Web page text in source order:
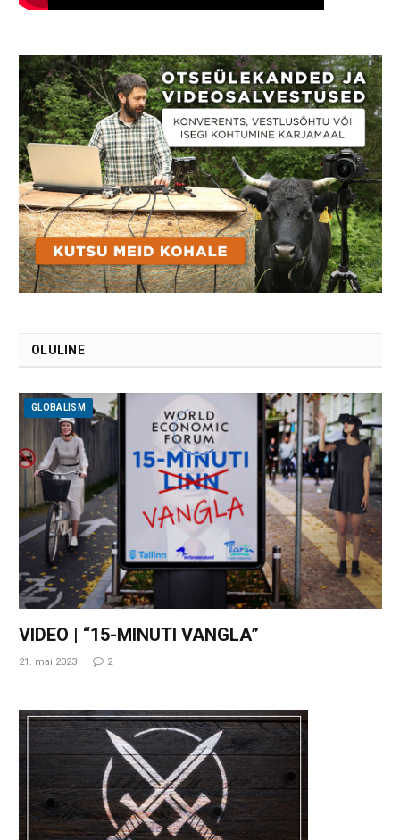
OLULINE
GLOBALISM
VIDEO | “15-MINUTI VANGLA”
21. mai 2023 2